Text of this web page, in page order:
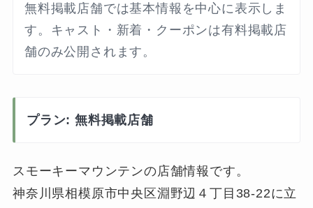
無料掲載店舗では基本情報を中心に表示しま
す。キャスト・新着・クーポンは有料掲載店
舗のみ公開されます。
プラン: 無料掲載店舗
スモーキーマウンテンの店舗情報です。
神奈川県相模原市中央区淵野辺４丁目38-22に立